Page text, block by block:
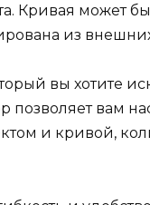
Кривая может
из
вы хотите
вам
и кривой,